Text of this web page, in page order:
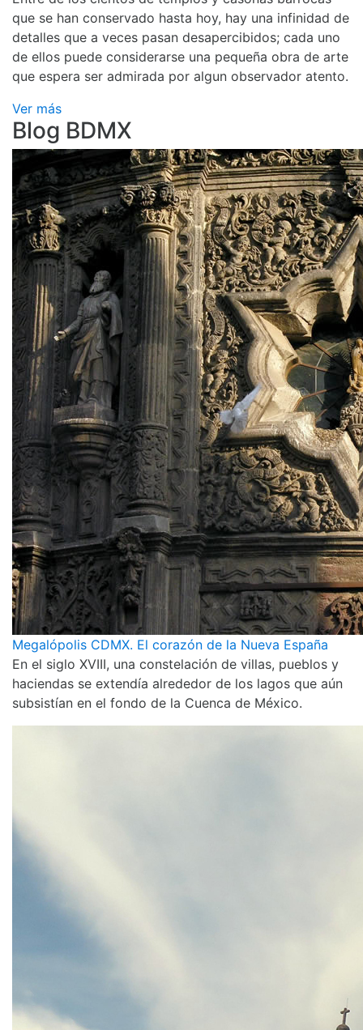
que se han conservado hasta hoy, hay una infinidad de
detalles que a veces pasan desapercibidos; cada uno
de ellos puede considerarse una pequeña obra de arte
que espera ser admirada por algun observador atento.
Ver más
Blog BDMX
Megalópolis CDMX. El corazón de la Nueva España
En el siglo XVIII, una constelación de villas, pueblos y
haciendas se extendía alrededor de los lagos que aún
subsistían en el fondo de la Cuenca de México.